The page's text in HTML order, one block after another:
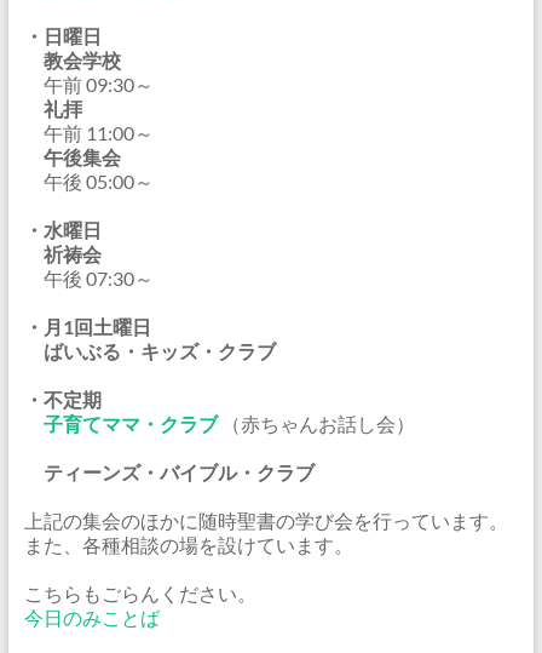
・日曜日
教会学校
午前 09:30～
礼拝
午前 11:00～
午後集会
午後 05:00～
・水曜日
祈祷会
午後 07:30～
・月1回土曜日
ばいぶる・キッズ・クラブ
・不定期
子育てママ・クラブ（赤ちゃんお話し会）
ティーンズ・バイブル・クラブ
上記の集会のほかに随時聖書の学び会を行っています。
また、各種相談の場を設けています。
こちらもごらんください。
今日のみことば